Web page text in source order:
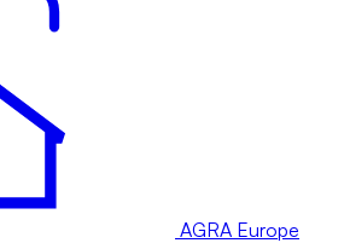
AGRA Europe